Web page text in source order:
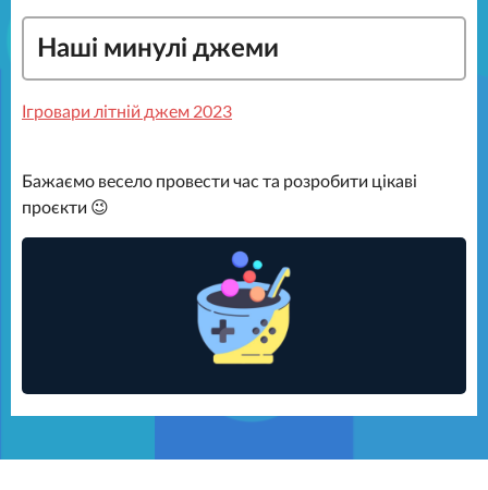
Наші минулі джеми
Ігровари літній джем 2023
Бажаємо весело провести час та розробити цікаві
проєкти 😉